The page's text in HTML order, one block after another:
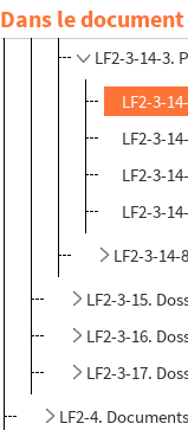
Dans le document
LF2-3-14-2.
LF2-3-14-3.
LF2-3-
LF2-3-
LF2-3-
LF2-3-
LF2-3-
LF2-3-15.
LF2-3-16.
LF2-3-17.
LF2-4.